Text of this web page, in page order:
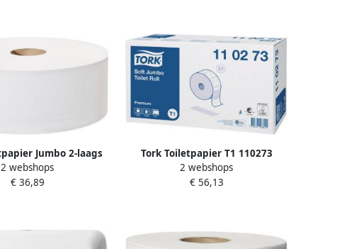
Jumbo 2-laags
T1 pak van 6
rollen
2 webshops
€ 36,89
Tork Toiletpapier T1 110273
Premium 2laags 360m 1800vel
6rollen
2 webshops
€ 56,13